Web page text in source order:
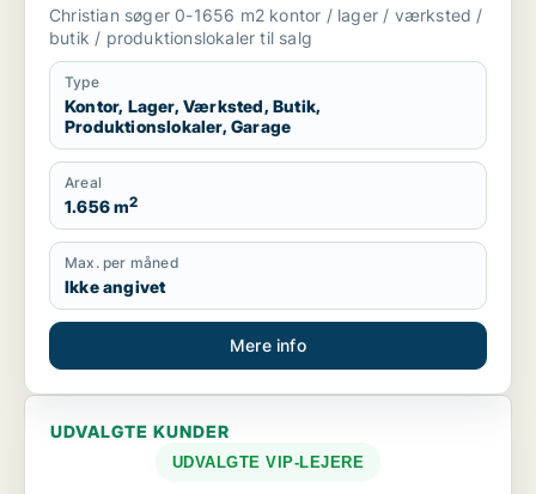
Christian søger 0-1656 m2 kontor / lager / værksted /
butik / produktionslokaler til salg
Type
Kontor, Lager, Værksted, Butik,
Produktionslokaler, Garage
Areal
1.656 m2
Max. per måned
Ikke angivet
Mere info
UDVALGTE KUNDER
UDVALGTE VIP-LEJERE